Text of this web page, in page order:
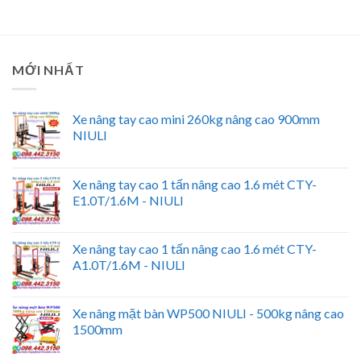
MỚI NHẤT
Xe nâng tay cao mini 260kg nâng cao 900mm
NIULI
Xe nâng tay cao 1 tấn nâng cao 1.6 mét CTY-
E1.0T/1.6M - NIULI
Xe nâng tay cao 1 tấn nâng cao 1.6 mét CTY-
A1.0T/1.6M - NIULI
Xe nâng mặt bàn WP500 NIULI - 500kg nâng cao
1500mm